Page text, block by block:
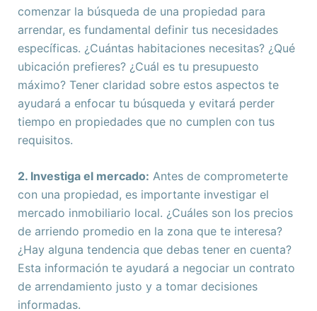
comenzar la búsqueda de una propiedad para
arrendar, es fundamental definir tus necesidades
específicas. ¿Cuántas habitaciones necesitas? ¿Qué
ubicación prefieres? ¿Cuál es tu presupuesto
máximo? Tener claridad sobre estos aspectos te
ayudará a enfocar tu búsqueda y evitará perder
tiempo en propiedades que no cumplen con tus
requisitos.
2. Investiga el mercado: Antes de comprometerte
con una propiedad, es importante investigar el
mercado inmobiliario local. ¿Cuáles son los precios
de arriendo promedio en la zona que te interesa?
¿Hay alguna tendencia que debas tener en cuenta?
Esta información te ayudará a negociar un contrato
de arrendamiento justo y a tomar decisiones
informadas.